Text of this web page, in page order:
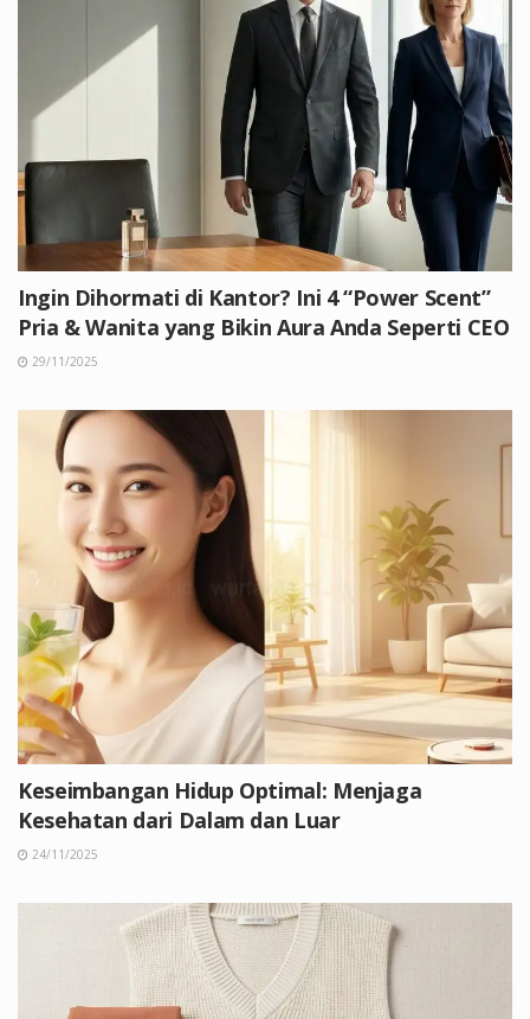
Ingin Dihormati di Kantor? Ini 4 “Power Scent”
Pria & Wanita yang Bikin Aura Anda Seperti CEO
29/11/2025
Keseimbangan Hidup Optimal: Menjaga
Kesehatan dari Dalam dan Luar
24/11/2025